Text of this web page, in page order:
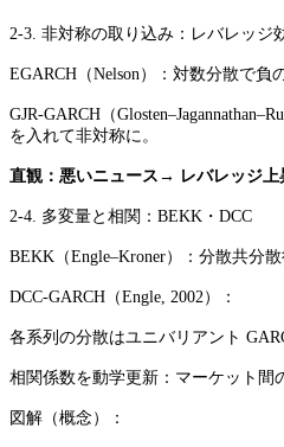
2-3. 非対称の取り込み：レバレッジ
EGARCH（Nelson）：対数分散で負
GJR-GARCH（
を入れて非対称に。
直観：悪いニュース→ レバレッジ上
2-4. 多変量と相関：BEKK・DCC
BEKK（Engle–Kroner）：分散共分
DCC-GARCH（Engle, 2002）：
各系列の分散はユニバリアント
相関係数を動学更新：マーケット間
図解（概念）：